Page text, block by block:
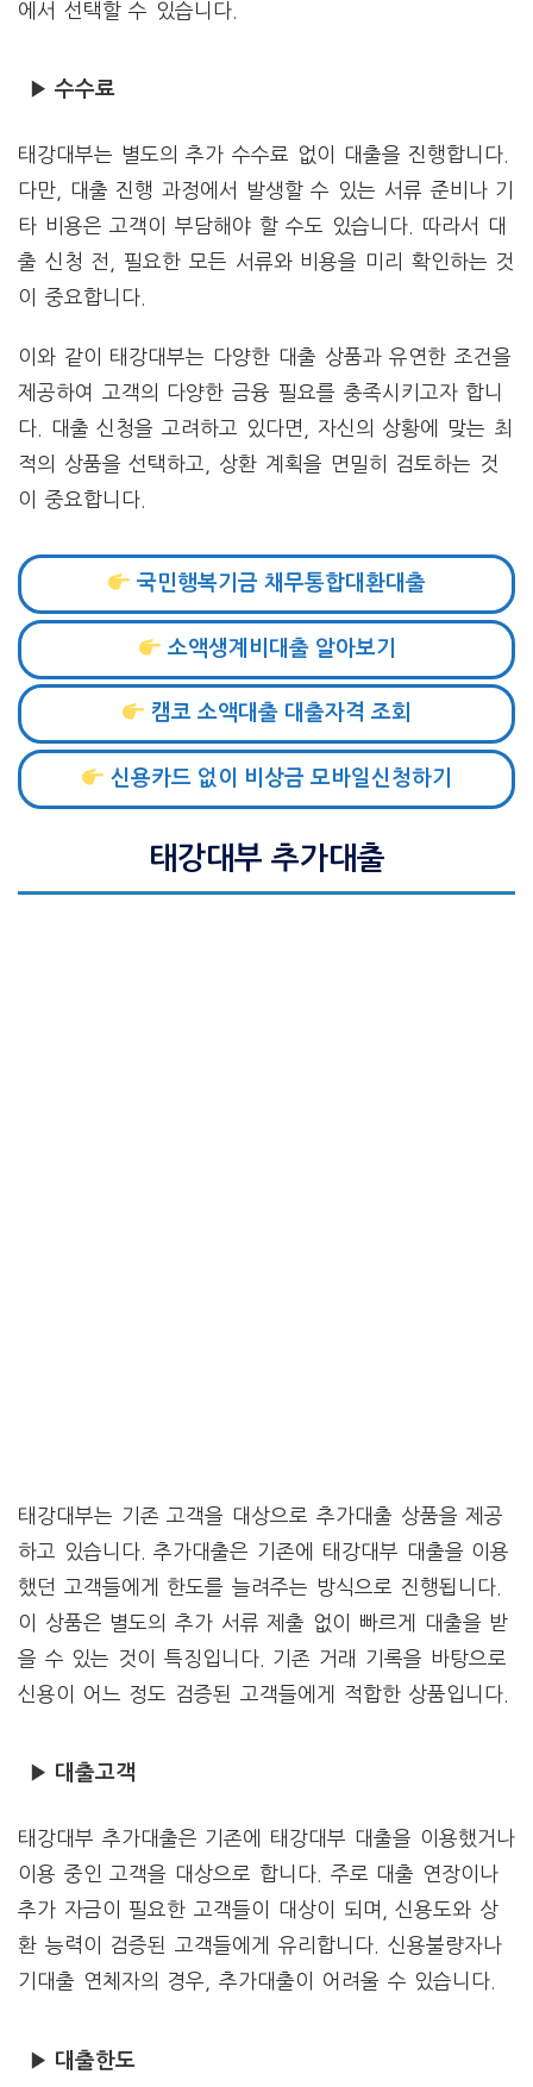
에서 선택할 수 있습니다.
▶ 수수료
태강대부는 별도의 추가 수수료 없이 대출을 진행합니다.
다만, 대출 진행 과정에서 발생할 수 있는 서류 준비나 기
타 비용은 고객이 부담해야 할 수도 있습니다. 따라서 대
출 신청 전, 필요한 모든 서류와 비용을 미리 확인하는 것
이 중요합니다.
이와 같이 태강대부는 다양한 대출 상품과 유연한 조건을
제공하여 고객의 다양한 금융 필요를 충족시키고자 합니
다. 대출 신청을 고려하고 있다면, 자신의 상황에 맞는 최
적의 상품을 선택하고, 상환 계획을 면밀히 검토하는 것
이 중요합니다.
국민행복기금 채무통합대환대출
소액생계비대출 알아보기
캠코 소액대출 대출자격 조회
신용카드 없이 비상금 모바일신청하기
태강대부 추가대출
태강대부는 기존 고객을 대상으로 추가대출 상품을 제공
하고 있습니다. 추가대출은 기존에 태강대부 대출을 이용
했던 고객들에게 한도를 늘려주는 방식으로 진행됩니다.
이 상품은 별도의 추가 서류 제출 없이 빠르게 대출을 받
을 수 있는 것이 특징입니다. 기존 거래 기록을 바탕으로
신용이 어느 정도 검증된 고객들에게 적합한 상품입니다.
▶ 대출고객
태강대부 추가대출은 기존에 태강대부 대출을 이용했거나
이용 중인 고객을 대상으로 합니다. 주로 대출 연장이나
추가 자금이 필요한 고객들이 대상이 되며, 신용도와 상
환 능력이 검증된 고객들에게 유리합니다. 신용불량자나
기대출 연체자의 경우, 추가대출이 어려울 수 있습니다.
▶ 대출한도